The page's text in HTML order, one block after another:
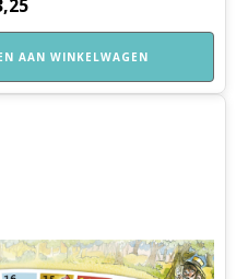
AAN WINKELWAGEN